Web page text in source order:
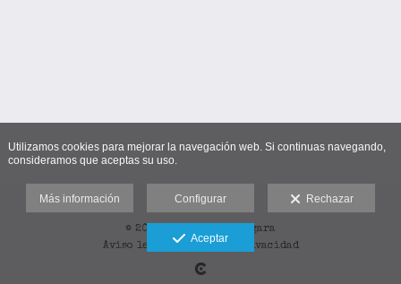
© 2025-2026 Bixen Vergara
Aviso legal
- Cookies Privacidad
Utilizamos cookies para mejorar la navegación web. Si continuas navegando,
consideramos que aceptas su uso.
Más información Configurar Rechazar
Aceptar